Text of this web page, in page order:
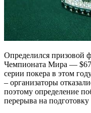
Определился призовой
Чемпионата Мира —
серии покера в этом
– организаторы
поэтому определение
перерыва на